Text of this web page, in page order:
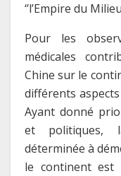
‘’l’Empire du
Pour les
médicales
Chine sur le
différents
Ayant donné
et politiques,
déterminée à
le continent est